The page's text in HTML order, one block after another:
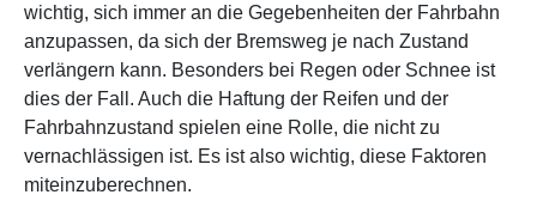
wichtig, sich immer an die Gegebenheiten der Fahrbahn
anzupassen, da sich der Bremsweg je nach Zustand
verlängern kann. Besonders bei Regen oder Schnee ist
dies der Fall. Auch die Haftung der Reifen und der
Fahrbahnzustand spielen eine Rolle, die nicht zu
vernachlässigen ist. Es ist also wichtig, diese Faktoren
miteinzuberechnen.